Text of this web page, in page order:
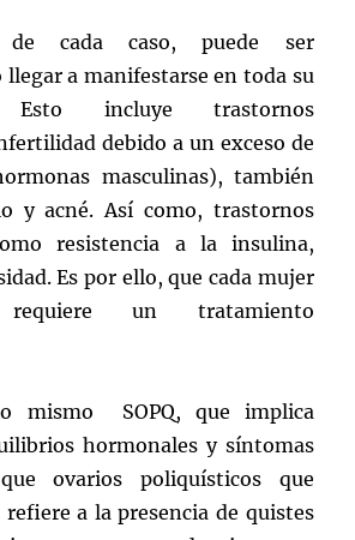
de cada caso, puede ser
a manifestarse en toda su
Esto incluye trastornos
debido a un exceso de
masculinas), también
y acné. Así como, trastornos
resistencia a la insulina,
Es por ello, que cada mujer
un tratamiento
mismo SOPQ, que implica
hormonales y síntomas
ovarios poliquísticos que
a la presencia de quistes